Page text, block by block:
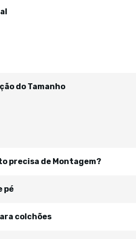
do Tamanho
precisa de Montagem?
pé
colchões